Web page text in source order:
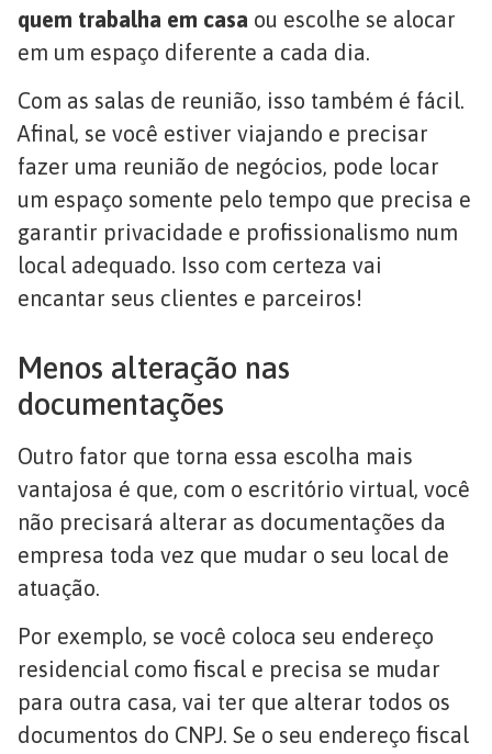
quem trabalha em casa ou escolhe se alocar
em um espaço diferente a cada dia.
Com as salas de reunião, isso também é fácil.
Afinal, se você estiver viajando e precisar
fazer uma reunião de negócios, pode locar
um espaço somente pelo tempo que precisa e
garantir privacidade e profissionalismo num
local adequado. Isso com certeza vai
encantar seus clientes e parceiros!
Menos alteração nas
documentações
Outro fator que torna essa escolha mais
vantajosa é que, com o escritório virtual, você
não precisará alterar as documentações da
empresa toda vez que mudar o seu local de
atuação.
Por exemplo, se você coloca seu endereço
residencial como fiscal e precisa se mudar
para outra casa, vai ter que alterar todos os
documentos do CNPJ. Se o seu endereço fiscal